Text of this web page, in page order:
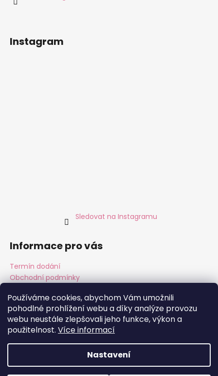
Používáme cookies, abychom Vám umožnili
pohodlné prohlížení webu a díky analýze provozu
webu neustále zlepšovali jeho funkce, výkon a
použitelnost. Více informací
Nastavení
Instagram
Sledovat na Instagramu
Informace pro vás
Termín dodání
Obchodní podmínky
Instagram Facebook